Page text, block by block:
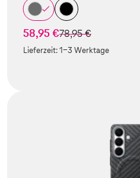
58,95 €statt
78,95 €
Lieferzeit:1-3 Werktage